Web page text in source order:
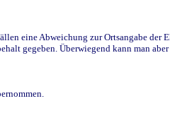
eine Abweichung zur Ortsangabe
gegeben. Überwiegend kann man